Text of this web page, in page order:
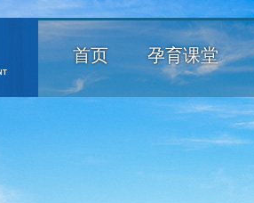
首页 孕育课堂